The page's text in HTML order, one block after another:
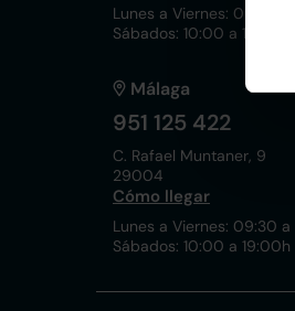
Lunes a Viernes: 09:30 a
Sábados: 10:00 a 19:00h
Málaga
951 125 422
C. Rafael Muntaner, 9
29004
Cómo llegar
Lunes a Viernes: 09:30
Sábados: 10:00 a 19:00h